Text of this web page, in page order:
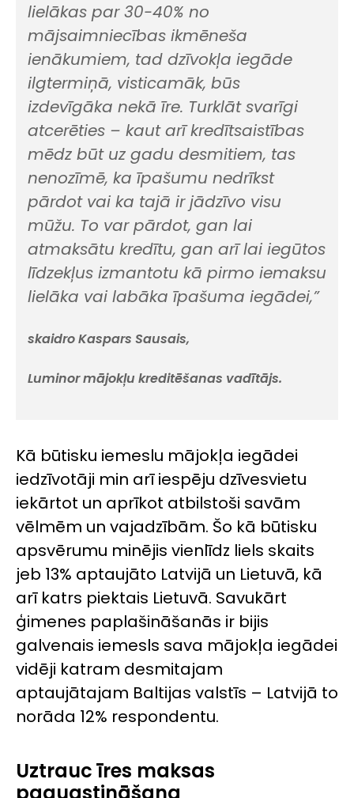
lielākas par 30-40% no
mājsaimniecības ikmēneša
ienākumiem, tad dzīvokļa iegāde
ilgtermiņā, visticamāk, būs
izdevīgāka nekā īre. Turklāt svarīgi
atcerēties – kaut arī kredītsaistības
mēdz būt uz gadu desmitiem, tas
nenozīmē, ka īpašumu nedrīkst
pārdot vai ka tajā ir jādzīvo visu
mūžu. To var pārdot, gan lai
atmaksātu kredītu, gan arī lai iegūtos
līdzekļus izmantotu kā pirmo iemaksu
lielāka vai labāka īpašuma iegādei,”
skaidro Kaspars Sausais,
Luminor mājokļu kreditēšanas vadītājs.
Kā būtisku iemeslu mājokļa iegādei
iedzīvotāji min arī iespēju dzīvesvietu
iekārtot un aprīkot atbilstoši savām
vēlmēm un vajadzībām. Šo kā būtisku
apsvērumu minējis vienlīdz liels skaits
jeb 13% aptaujāto Latvijā un Lietuvā, kā
arī katrs piektais Lietuvā. Savukārt
ģimenes paplašināšanās ir bijis
galvenais iemesls sava mājokļa iegādei
vidēji katram desmitajam
aptaujātajam Baltijas valstīs – Latvijā to
norāda 12% respondentu.
Uztrauc īres maksas